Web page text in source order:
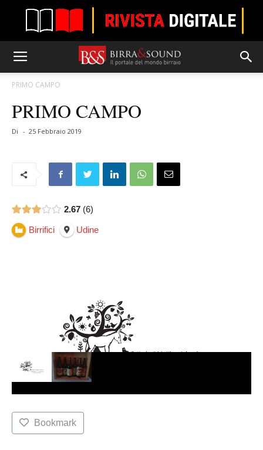
PRIMO CAMPO
PRIMO CAMPO
Di - 25 Febbraio 2019
2.67 6
Birrifici Udine
Bookmark